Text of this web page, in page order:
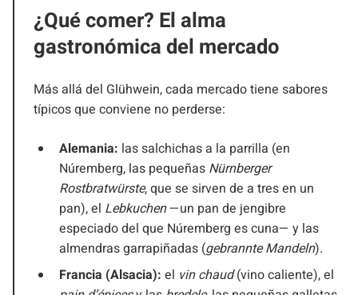
¿Qué comer? El alma
gastronómica del mercado
Más allá del Glühwein, cada mercado tiene sabores
típicos que conviene no perderse:
Alemania: las salchichas a la parrilla (en
Núremberg, las pequeñas Nürnberger
Rostbratwürste, que se sirven de a tres en un
pan), el Lebkuchen—un pan de jengibre
especiado del que Núremberg es cuna— y las
almendras garrapiñadas (gebrannte Mandeln).
Francia (Alsacia): el vin chaud(vino caliente), el